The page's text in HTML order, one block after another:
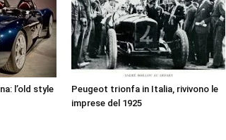
l’old style
Peugeot trionfa in Italia, rivivono le
imprese del 1925